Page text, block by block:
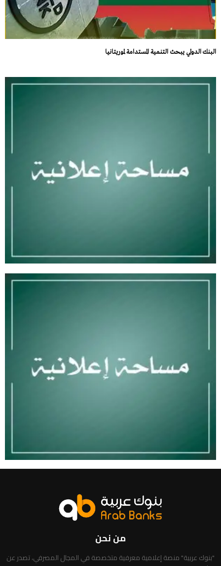
البنك الدولي يبحث التنمية المستدامة لموريتانيا
من نحن
"بنوك عربية" منصة إعلامية معرفية متخصصة في المجال المصرفي، تصدر عن